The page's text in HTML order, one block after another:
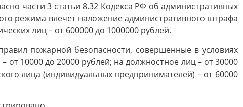
части 3 статьи 8.32 Кодекса РФ об административных
режима влечет наложение административного штрафа
лиц – от 600000 до 1000000 рублей.
пожарной безопасности, совершенные в условиях
10000 до 20000 рублей; на должностное лиц – от 30000
лица (индивидуальных предпринимателей) – от 60000